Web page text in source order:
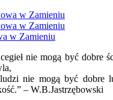
w Zamieniu
nie mogą być dobre
nie mogą być dobre
– W.B.Jastrzębowski